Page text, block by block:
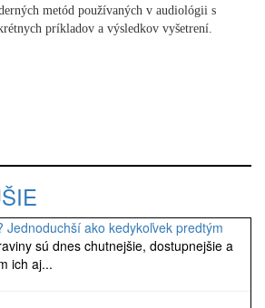
metód používaných v audiológii s
príkladov a výsledkov vyšetrení.
Jednoduchší ako kedykoľvek predtým
sú dnes chutnejšie, dostupnejšie a
ich aj...